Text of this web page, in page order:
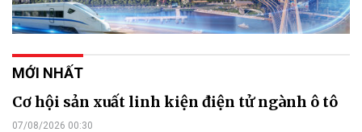
MỚI NHẤT
Cơ hội sản xuất linh kiện điện tử ngành ô tô
07/08/2026 00:30